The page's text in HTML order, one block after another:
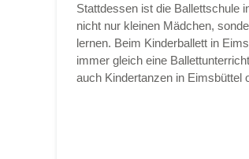
Mittwoch
Stattdessen ist die Ballettschule
nicht nur kleinen Mädchen,
lernen. Beim Kinderballett in
immer gleich eine
auch Kindertanzen in Eimsbüttel